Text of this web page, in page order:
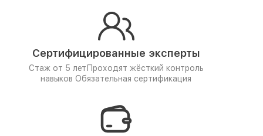
Сертифицированные эксперты
Стаж от 5 лет Проходят жёсткий контроль
навыков Обязательная сертификация